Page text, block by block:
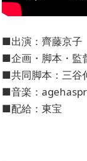
■出演：齊藤京
■企画・脚本・監
■共同脚本：三谷
■音楽：
■配給：東宝